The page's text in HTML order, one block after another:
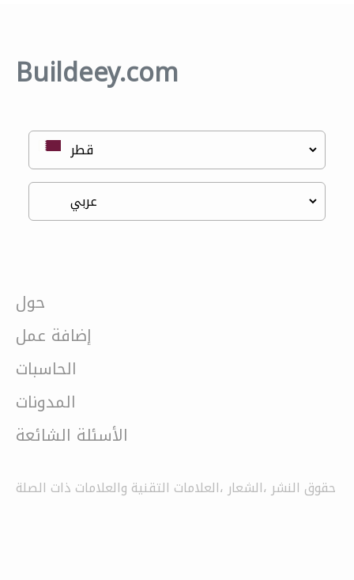
Buildeey.com
حول
إضافة عمل
الحاسبات
المدونات
الأسئلة الشائعة
حقوق النشر ،الشعار ،العلامات التقنية والعلامات ذات الصلة